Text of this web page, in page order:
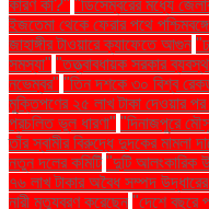
কারণ কী?" "ডিসেম্বরের মধ্যে
ইজতেমা থেকে ফেরার পথে
জাহাঙ্গীর টাওয়ারে ক্যাফেতে আগুন
সমস্যা" "তত্ত্বাবধায়ক সরকার
নভেম্বর" "তিন দশকে ৩০ বিশ্ব
মুক্তিপণের ২৫ লাখ টাকা দেওয়ার
প্রচলিত ভুল ধারণা" "দিনাজপুরে
তাঁর স্বামীর বিরুদ্ধে দুদকের মামলা
নতুন দলের কমিটি "দুটি আলংকারিক
৭৬ লাখ টাকার অবৈধ সম্পদ উদ্ধারের
নারী মৃত্যুবরণ করেছেন "দেশে বছরে